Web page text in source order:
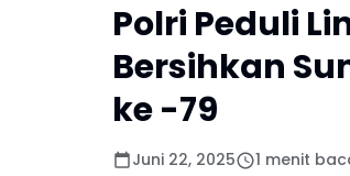
Polri Peduli
Bersihkan
ke -79
Juni 22, 2025 1 menit